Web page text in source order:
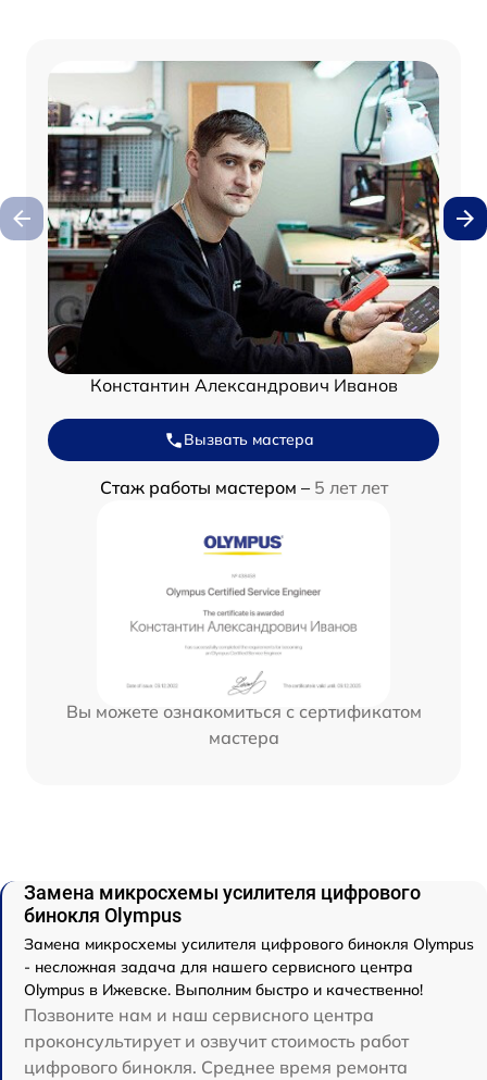
Константин Александрович Иванов
Вызвать мастера
Стаж работы мастером – 5 лет лет
Вы можете ознакомиться с сертификатом
мастера
Замена микросхемы усилителя цифрового
бинокля Olympus
Замена микросхемы усилителя цифрового бинокля Olympus
- несложная задача для нашего сервисного центра
Olympus в Ижевске. Выполним быстро и качественно!
Позвоните нам и наш сервисного центра
проконсультирует и озвучит стоимость работ
цифрового бинокля. Среднее время ремонта